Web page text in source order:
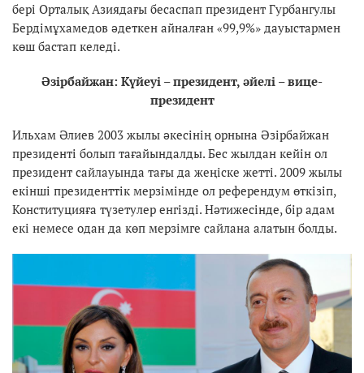
бері Орталық Азиядағы бесаспап президент Гурбангулы
Бердімұхамедов әдеткен айналған «99,9%» дауыстармен
көш бастап келеді.
Әзірбайжан: Күйеуі – президент, әйелі – вице-
президент
Ильхам Әлиев 2003 жылы әкесінің орнына Әзірбайжан
президенті болып тағайындалды. Бес жылдан кейін ол
президент сайлауында тағы да жеңіске жетті. 2009 жылы
екінші президенттік мерзімінде ол референдум өткізіп,
Конституцияға түзетулер енгізді. Нәтижесінде, бір адам
екі немесе одан да көп мерзімге сайлана алатын болды.